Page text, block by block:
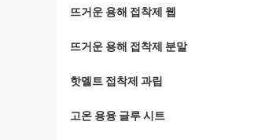
뜨거운 용해 접착제 웹
뜨거운 용해 접착제 분말
핫멜트 접착제 과립
고온 용융 글루 시트